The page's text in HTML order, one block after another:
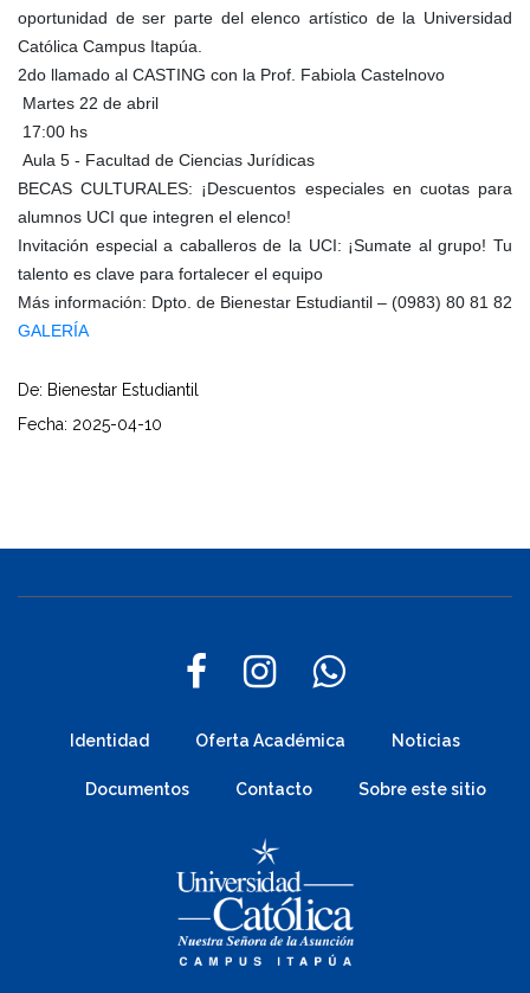
oportunidad de ser parte del elenco artístico de la Universidad
Católica Campus Itapúa.
2do llamado al CASTING con la Prof. Fabiola Castelnovo
Martes 22 de abril
17:00 hs
Aula 5 - Facultad de Ciencias Jurídicas
BECAS CULTURALES: ¡Descuentos especiales en cuotas para
alumnos UCI que integren el elenco!
Invitación especial a caballeros de la UCI: ¡Sumate al grupo! Tu
talento es clave para fortalecer el equipo
Más información: Dpto. de Bienestar Estudiantil – (0983) 80 81 82
GALERÍA
De: Bienestar Estudiantil
Fecha: 2025-04-10
Identidad Oferta Académica Noticias
Documentos Contacto Sobre este sitio